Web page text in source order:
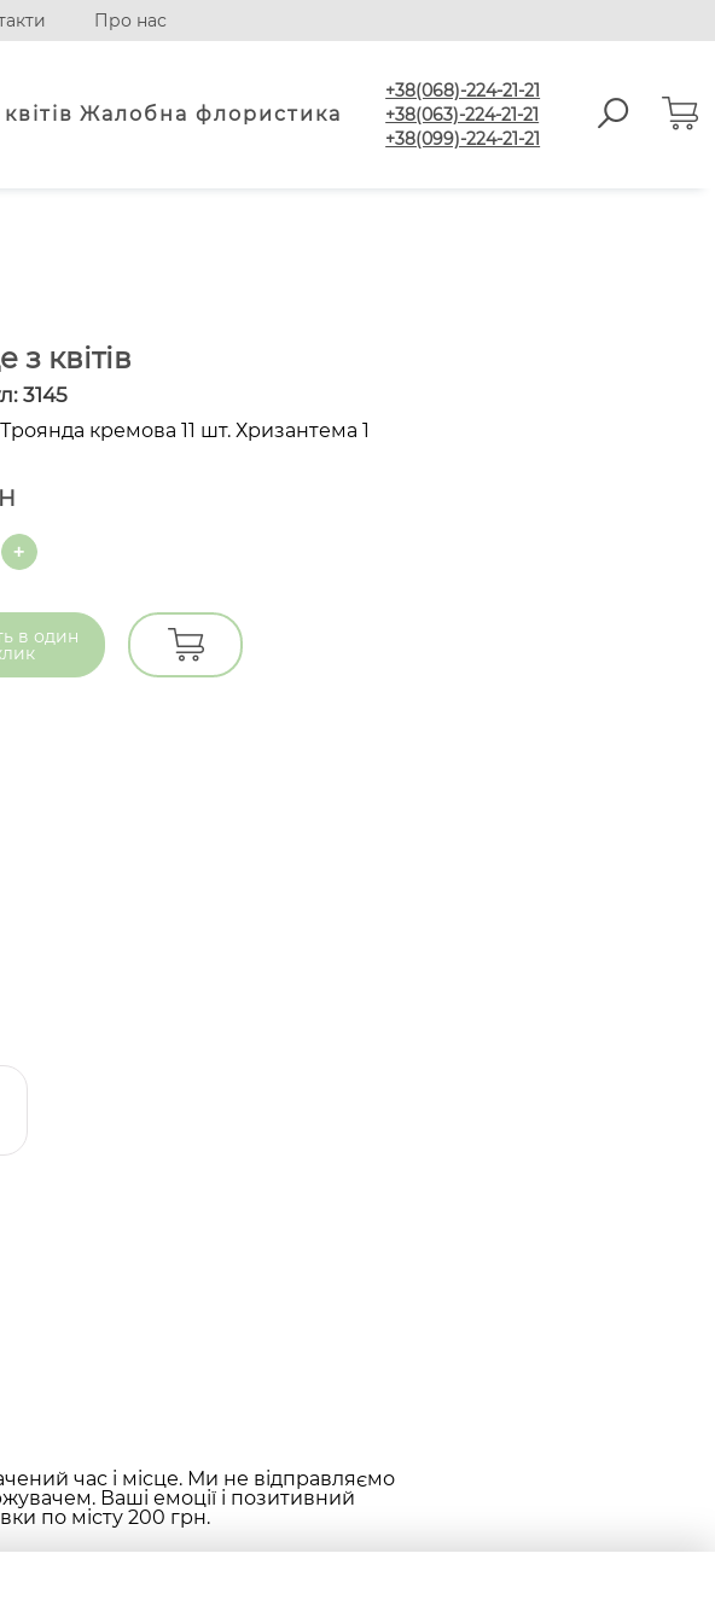
Про нас
Жалобна флористика
+38(068)-224-21-21
+38(063)-224-21-21
+38(099)-224-21-21
з квітів
3145
кремова 11 шт. Хризантема 1
в один
час і місце. Ми не відправляємо
Ваші емоції і позитивний
по місту 200 грн.